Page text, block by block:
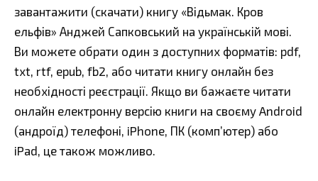
завантажити (скачати) книгу «Відьмак. Кров
ельфів» Анджей Сапковський на українській мові.
Ви можете обрати один з доступних форматів: pdf,
txt, rtf, epub, fb2, або читати книгу онлайн без
необхідності реєстрації. Якщо ви бажаєте читати
онлайн електронну версію книги на своєму Android
(андроїд) телефоні, iPhone, ПК (комп’ютер) або
iPad, це також можливо.